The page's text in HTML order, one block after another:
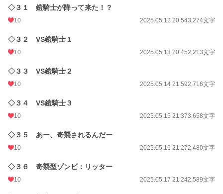
◇３１ 鎧騎士が降って来た！？
10 2025.05.12 20:543,274文字
◇３２ VS鎧騎士１
10 2025.05.13 20:452,213文字
◇３３ VS鎧騎士２
10 2025.05.14 21:592,716文字
◇３４ VS鎧騎士３
10 2025.05.15 21:373,658文字
◇３５ あー、奇襲されるんだー
10 2025.05.16 21:272,480文字
◇３６ 奇襲型ゾンビ：リッター
10 2025.05.17 21:242,589文字